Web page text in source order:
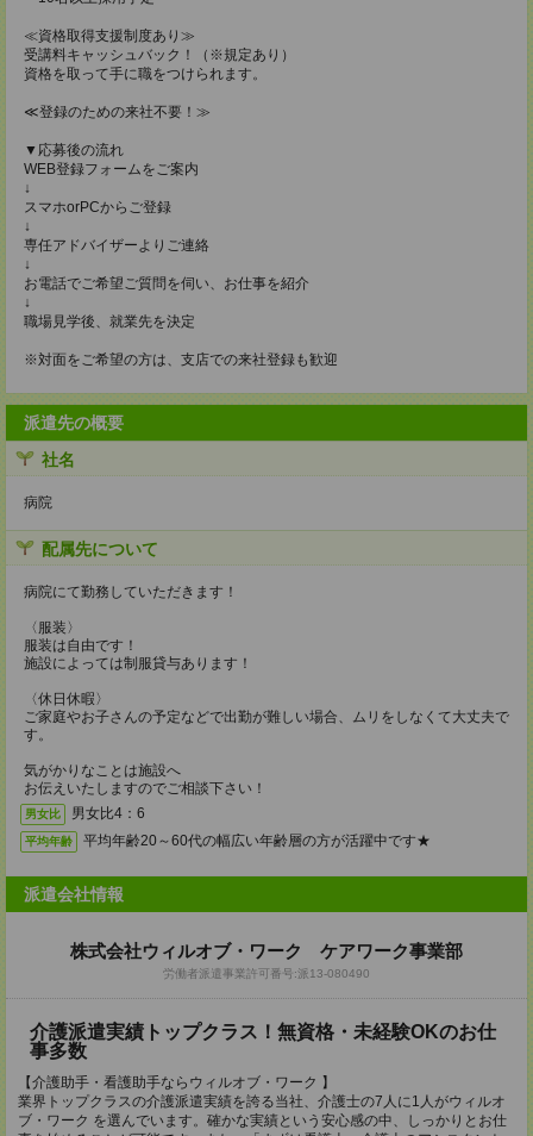
≪資格取得支援制度あり≫
受講料キャッシュバック！（※規定あり）
資格を取って手に職をつけられます。
≪登録のための来社不要！≫
▼応募後の流れ
WEB登録フォームをご案内
↓
スマホorPCからご登録
↓
専任アドバイザーよりご連絡
↓
お電話でご希望ご質問を伺い、お仕事を紹介
↓
職場見学後、就業先を決定
※対面をご希望の方は、支店での来社登録も歓迎
派遣先の概要
社名
病院
配属先について
病院にて勤務していただきます！
〈服装〉
服装は自由です！
施設によっては制服貸与あります！
〈休日休暇〉
ご家庭やお子さんの予定などで出勤が難しい場合、ムリをしなくて大丈夫で
す。
気がかりなことは施設へ
お伝えいたしますのでご相談下さい！
男女比 男女比4：6
平均年齢 平均年齢20～60代の幅広い年齢層の方が活躍中です★
派遣会社情報
株式会社ウィルオブ・ワーク ケアワーク事業部
労働者派遣事業許可番号:派13‐080490
介護派遣実績トップクラス！無資格・未経験OKのお仕
事多数
【介護助手・看護助手ならウィルオブ・ワーク 】
業界トップクラスの介護派遣実績を誇る当社、介護士の7人に1人がウィルオ
ブ・ワーク を選んでいます。確かな実績という安心感の中、しっかりとお仕